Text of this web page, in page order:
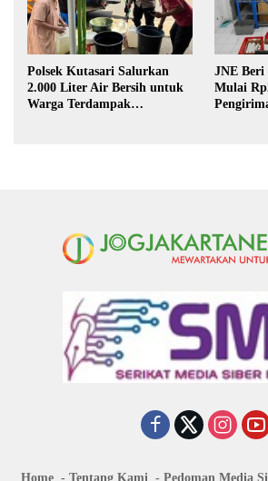
Polsek Kutasari Salurkan
2.000 Liter Air Bersih untuk
Warga Terdampak
JNE
Mulai
Home Tentang Kami Pedoman Media